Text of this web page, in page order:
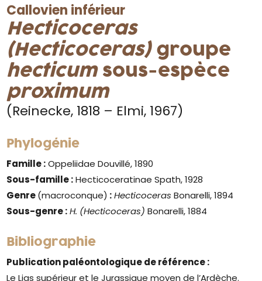
Callovien inférieur
Hecticoceras
(Hecticoceras)groupe
hecticumsous-espèce
proximum
(Reinecke, 1818 – Elmi, 1967)
Phylogénie
Famille :Oppeliidae Douvillé, 1890
Sous-famille :Hecticoceratinae Spath, 1928
Genre(macroconque) : Hecticoceras Bonarelli, 1894
Sous-genre : H. (Hecticoceras)Bonarelli, 1884
Bibliographie
Publication paléontologique de référence :
Le Lias supérieur et le Jurassique moyen de l’Ardèche.